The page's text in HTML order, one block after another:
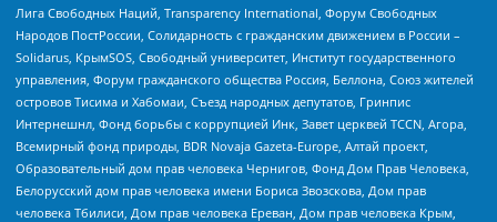
Лига Свободных Наций, Transparеncy International, Форум Свободных
Народов ПостРоссии, Солидарность с гражданским движением в России –
Solidarus, КрымSOS, Свободный университет, Институт государственного
управления, Форум гражданского общества Россия, Беллона, Союз жителей
островов Тисима и Хабомаи, Съезд народных депутатов, Гринпис
Интернешнл, Фонд борьбы с коррупцией Инк, Завет церквей TCCN, Агора,
Всемирный фонд природы, BDR Novaja Gazeta-Europe, Алтай проект,
Образовательный дом прав человека Чернигов, Фонд Дом Прав Человека,
Белорусский дом прав человека имени Бориса Звозскова, Дом прав
человека Тбилиси, Дом прав человека Ереван, Дом прав человека Крым,